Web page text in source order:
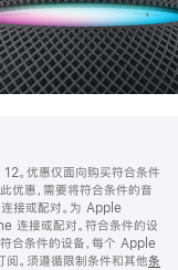
。优惠仅面向购买符合条件
优惠，需要将符合条件的音
接或配对。为 Apple
连接或配对。符合条件的设
合条件的设备，每个 Apple
阅。须遵循限制条件和其他条